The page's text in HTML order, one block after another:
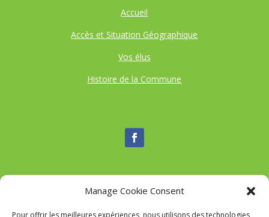
Manage Cookie Consent
Pour offrir les meilleures expériences, nous utilisons des technologies
Accueil
Accès et Situation Géographique
Vos élus
Histoire de la Commune
Nous contacter